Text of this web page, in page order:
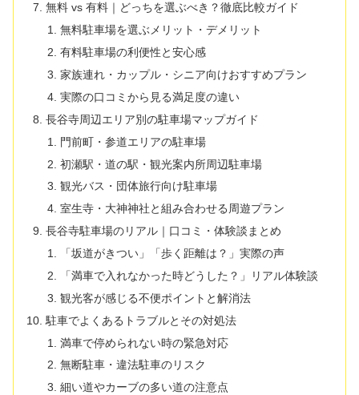
無料 vs 有料｜どっちを選ぶべき？徹底比較ガイド
無料駐車場を選ぶメリット・デメリット
有料駐車場の利便性と安心感
家族連れ・カップル・シニア向けおすすめプラン
実際の口コミから見る満足度の違い
長谷寺周辺エリア別の駐車場マップガイド
門前町・参道エリアの駐車場
初瀬駅・道の駅・観光案内所周辺駐車場
観光バス・団体旅行向け駐車場
室生寺・大神神社と組み合わせる周遊プラン
長谷寺駐車場のリアル｜口コミ・体験談まとめ
「坂道がきつい」「歩く距離は？」実際の声
「満車で入れなかった時どうした？」リアル体験談
観光客が感じる不便ポイントと解消法
駐車でよくあるトラブルとその対処法
満車で停められない時の緊急対応
無断駐車・違法駐車のリスク
細い道やカーブの多い道の注意点